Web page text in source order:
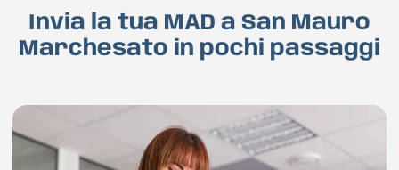
Invia la tua MAD a San Mauro
Marchesato in pochi passaggi